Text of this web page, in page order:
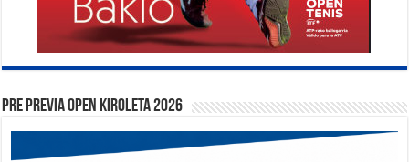
PRE PREVIA OPEN KIROLETA 2026